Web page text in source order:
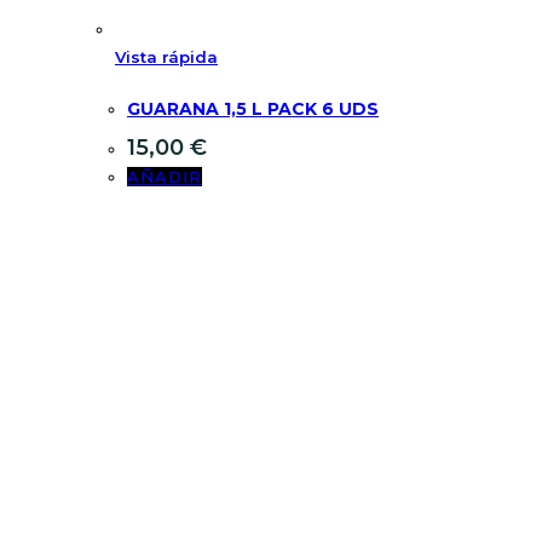
Vista rápida
GUARANA 1,5 L PACK 6 UDS
15,00 €
AÑADIR